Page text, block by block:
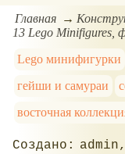
Главная
13 Lego Minifigures,
Lego минифигурки
гейши и самураи
восточная
admin